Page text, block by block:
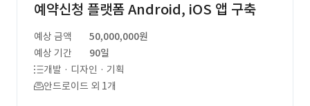
예약신청 플랫폼 Android, iOS 앱 구축
예상 금액
50,000,000원
예상 기간
90일
개발 · 디자인 · 기획
안드로이드 외 1개